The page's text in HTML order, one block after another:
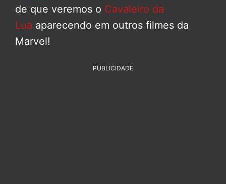
de que veremos o Cavaleiro da
Lua aparecendo em outros filmes da
Marvel!
PUBLICIDADE